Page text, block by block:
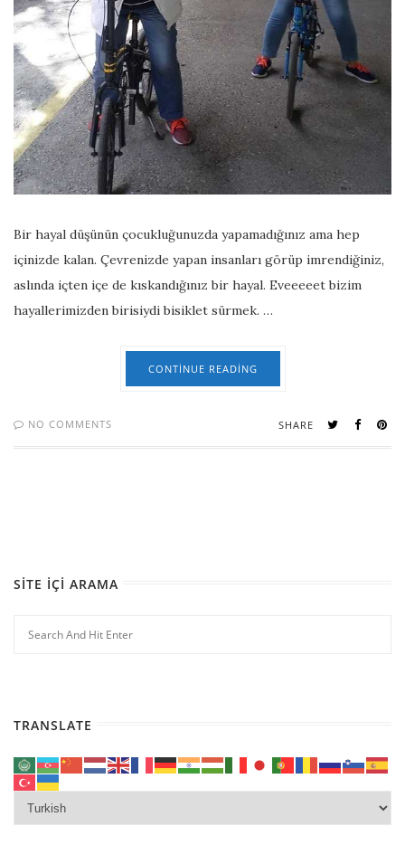
Bir hayal düşünün çocukluğunuzda yapamadığınız ama hep
içinizde kalan. Çevrenizde yapan insanları görüp imrendiğiniz,
aslında içten içe de kıskandığınız bir hayal. Eveeeeet bizim
hayallerimizden birisiydi bisiklet sürmek. …
CONTINUE READING
NO COMMENTS SHARE
SITE İÇI ARAMA
TRANSLATE